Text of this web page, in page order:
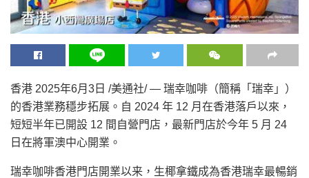
香港 2025年6月3日 /美通社/ — 瑞幸咖啡（簡稱「瑞幸」）
的香港業務穩步拓展。自 2024 年 12 月在香港落戶以來，
短短半年已開設 12 間自營門店，最新門店於今年 5 月 24
日在將軍澳中心開業。
瑞幸咖啡香港門店開業以来，生椰拿鐵成為香港瑞幸最暢銷